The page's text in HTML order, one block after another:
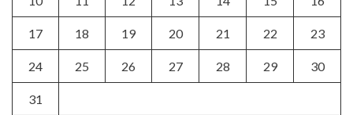
17 18 19 20 21 22 23
24 25 26 27 28 29 30
31